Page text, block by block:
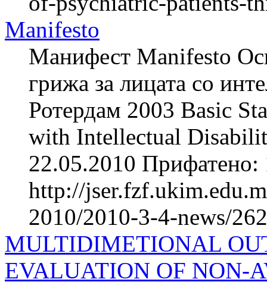
Manifesto
Манифест Manifesto
грижа за лицата со
Ротердам 2003 Basic
with Intellectual
22.05.2010
http://
2010/2010-3-4-news/
MULTIDIMETIONAL
EVALUATION OF NON-